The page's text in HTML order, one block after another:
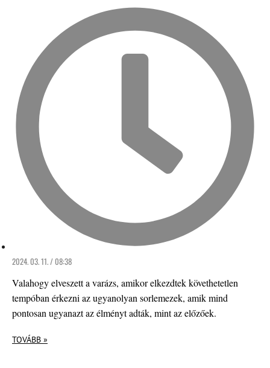
2024. 03. 11. / 08:38
Valahogy elveszett a varázs, amikor elkezdtek követhetetlen
tempóban érkezni az ugyanolyan sorlemezek, amik mind
pontosan ugyanazt az élményt adták, mint az előzőek.
TOVÁBB »